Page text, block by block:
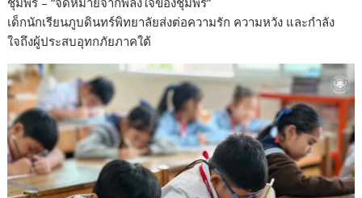
e
b
o
o
k
itt
er
e ar
e
เด็กนักเรียนภูบดินทร์พิทยาลัยส่งต่อความรัก ความหวัง และกำลัง
ใจถึงผู้ประสบอุทกภัยภาคใต้